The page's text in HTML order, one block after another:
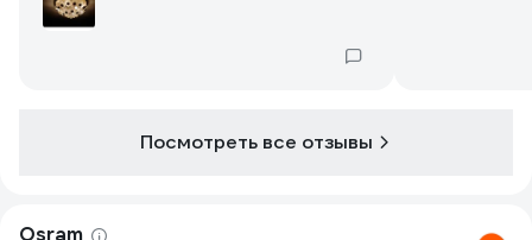
светильнике в гостиной. Создали
обстановку более уютную и
Назначение: для освещения жилых
Посмотреть все отзывы
Osram